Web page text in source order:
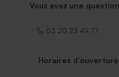
Vous avez une
03 20 23 49 77
Horaires